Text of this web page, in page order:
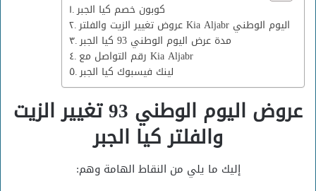
كوبون خصم كيا الجبر
عروض تغيير الزيت والفلتر Kia Aljabr اليوم الوطني
مدة عرض اليوم الوطني 93 كيا الجبر
رقم التواصل مع Kia Aljabr
لينك فيسبوك كيا الجبر
عروض اليوم الوطني 93 تغيير الزيت
والفلتر كيا الجبر
إليك ما يلي من النقاط الهامة وهم: